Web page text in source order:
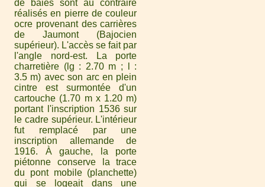
de baies sont au contraire
réalisés en pierre de couleur
ocre provenant des carrières
de Jaumont (Bajocien
supérieur). L'accès se fait par
l'angle nord-est. La porte
charretière (lg : 2.70 m ; l :
3.5 m) avec son arc en plein
cintre est surmontée d'un
cartouche (1.70 m x 1.20 m)
portant l'inscription 1536 sur
le cadre supérieur. L'intérieur
fut remplacé par une
inscription allemande de
1916. À gauche, la porte
piétonne conserve la trace
du pont mobile (planchette)
qui se logeait dans une